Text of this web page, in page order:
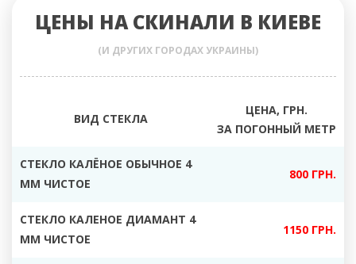
ЦЕНЫ НА СКИНАЛИ В КИЕВЕ
(И ДРУГИХ ГОРОДАХ УКРАИНЫ)
ВИД СТЕКЛА
ЦЕНА, ГРН.
ЗА ПОГОННЫЙ МЕТР
СТЕКЛО КАЛЁНОЕ ОБЫЧНОЕ 4
ММ ЧИСТОЕ
800 ГРН.
СТЕКЛО КАЛЕНОЕ ДИАМАНТ 4
ММ ЧИСТОЕ
1150 ГРН.